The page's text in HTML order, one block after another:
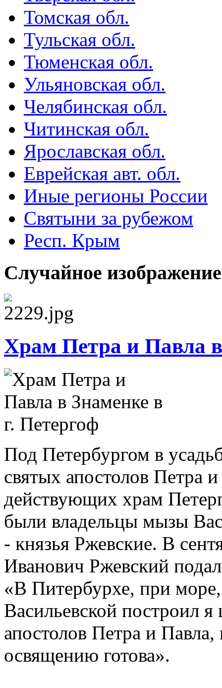
Томская обл.
Тульская обл.
Тюменская обл.
Ульяновская обл.
Челябинская обл.
Читинская обл.
Ярославская обл.
Еврейская авт. обл.
Иные регионы России
Святыни за рубежом
Респ. Крым
Случайное изображение
Храм Петра и Павла
Под Петербургом в
святых апостолов Петра
действующих храм
были владельцы мызы
- князья Ржевские. В
Иванович Ржевский
«В Питербурхе, при
Васильевской построил
апостолов Петра и
освящению готова».